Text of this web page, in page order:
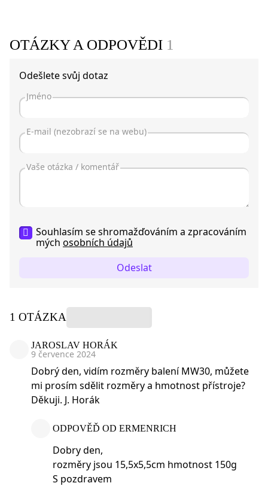
OTÁZKY A ODPOVĚDI 1
Odešlete svůj dotaz
Souhlasím se shromažďováním a zpracováním
mých osobních údajů
Odeslat
1 OTÁZKA
JAROSLAV HORÁK
9 července 2024
Dobrý den, vidím rozměry balení MW30, můžete
mi prosím sdělit rozměry a hmotnost přístroje?
Děkuji. J. Horák
ODPOVĚĎ OD ERMENRICH
Dobry den,
rozměry jsou 15,5x5,5cm hmotnost 150g
S pozdravem